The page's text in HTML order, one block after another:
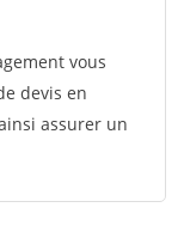
vous
devis en
assurer un